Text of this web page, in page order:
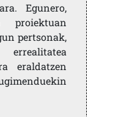
Egunero,
proiektuan
pertsonak,
eraldatzen